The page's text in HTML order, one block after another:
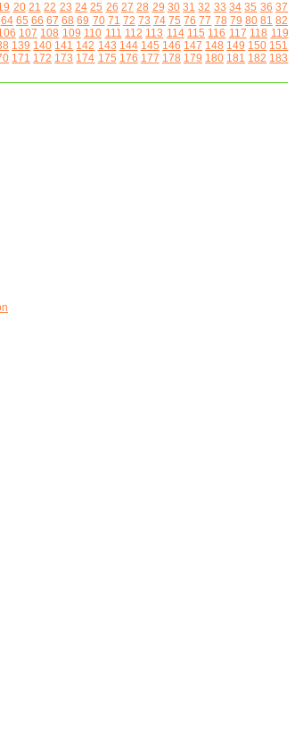
20 21 22 23 24 25 26 27 28 29 30 31 32 33 34 35 36 37
64 65 66 67 68 69 70 71 72 73 74 75 76 77 78 79 80 81 82
107 108 109 110 111 112 113 114 115 116 117 118 119
139 140 141 142 143 144 145 146 147 148 149 150 151
171 172 173 174 175 176 177 178 179 180 181 182 183